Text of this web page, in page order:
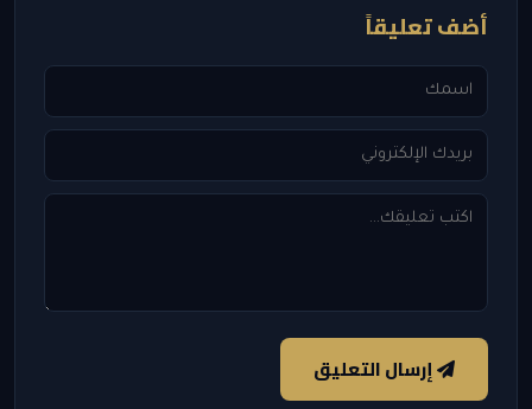
أضف تعليقاً
إرسال التعليق